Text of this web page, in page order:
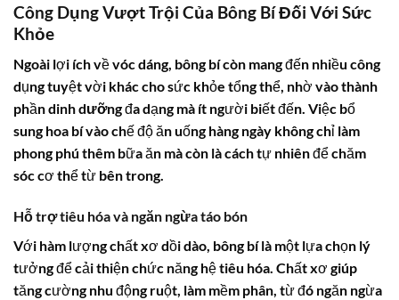
Công Dụng Vượt Trội Của Bông Bí Đối Với Sức
Khỏe
Ngoài lợi ích về vóc dáng, bông bícòn mang đến nhiều công
dụng tuyệt vời khác cho sức khỏe tổng thể, nhờ vào thành
phầndinh dưỡngđa dạng mà ít người biết đến. Việc bổ
sunghoa bívào chế độ ăn uống hàng ngày không chỉ làm
phong phú thêm bữa ăn mà còn là cách tự nhiên để chăm
sóc cơ thể từ bên trong.
Hỗ trợ tiêu hóa và ngăn ngừa táo bón
Với hàm lượng chất xơ dồi dào, bông bílà một lựa chọn lý
tưởng để cải thiện chức năng hệ tiêu hóa. Chất xơ giúp
tăng cường nhu động ruột, làm mềm phân, từ đó ngăn ngừa